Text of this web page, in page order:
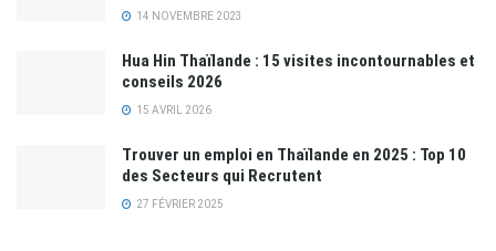
14 NOVEMBRE 2023
Hua Hin Thaïlande : 15 visites incontournables et
conseils 2026
15 AVRIL 2026
Trouver un emploi en Thaïlande en 2025 : Top 10
des Secteurs qui Recrutent
27 FÉVRIER 2025